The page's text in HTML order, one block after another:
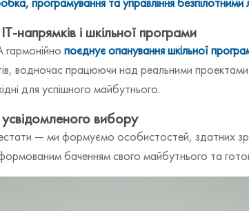
напрямків і шкільної програми
гармонійно поєднує опанування шкільної
водночас працюючи над реальними проектами
для успішного майбутнього.
вибору
— ми формуємо особистостей, здатних
баченням свого майбутнього та